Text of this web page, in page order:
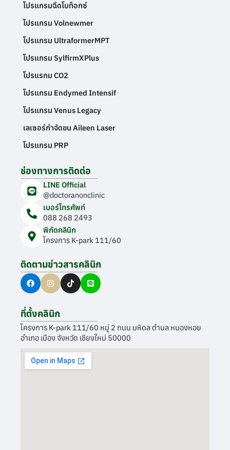
โปรแกรมฉีดโบท็อกซ์
โปรแกรม Volnewmer
โปรแกรม UltraformerMPT
โปรแกรม SylfirmXPlus
โปรแรกม CO2
โปรแกรม Endymed Intensif
โปรแกรม Venus Legacy
เลเซอร์กำจัดขน Aileen Laser
โปรแกรม PRP
ช่องทางการติดต่อ
LINE Official
@doctoranonclinic
เบอร์โทรศัพท์
088 268 2493
พิกัดคลินิก
โครงการ K-park 111/60
ติดตามข่าวสารคลินิก
ที่ตั้งคลินิก
โครงการ K-park 111/60 หมู่ 2 ถนน มหิดล ตำบล หนองหอย
อำเภอ เมือง จังหวัด เชียงใหม่ 50000